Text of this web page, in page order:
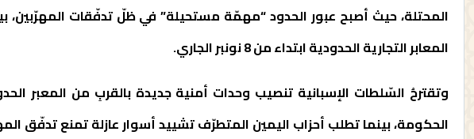
المحتلة، حيث أصبح عبور الحدود “مهمّة مستحيلة” في ظلّ تدفّقات المهرّبين،
المعابر التجارية الحدودية ابتداء من 8 نونبر الجاري.
وتقترحُ السّلطات الإسبانية تنصيب وحدات أمنية جديدة بالقربِ من المعبر
الحكومة، بينما تطلب أحزاب اليمين المتطرّف تشييد أسوار عازلة تمنع تدفّق